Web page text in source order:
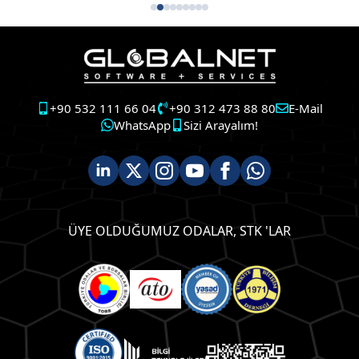
+90 532 111 66 04 +90 312 473 88 80
E-Mail
WhatsApp
Sizi Arayalım!
ÜYE OLDUĞUMUZ ODALAR, STK 'LAR